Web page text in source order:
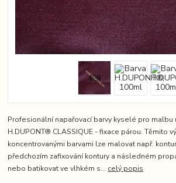
Profesionální napařovací barvy kyselé pro malbu
H.DUPONT® CLASSIQUE - fixace párou. Těmito
koncentrovanými barvami lze malovat např.
předchozím zafixování kontury a následném
nebo batikovat ve vlhkém s... celý popis